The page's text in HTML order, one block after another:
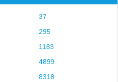
37
295
1183
4899
8318